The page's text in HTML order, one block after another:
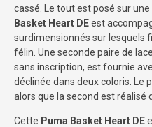
cassé. Le tout est posé sur
Basket Heart DEest
surdimensionnés sur lesquels
félin. Une seconde paire de
sans inscription, est fournie
déclinée dans deux coloris. Le
alors que la second est réalisé
Cette Puma Basket Heart DE